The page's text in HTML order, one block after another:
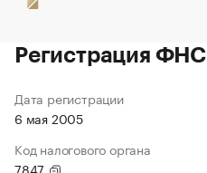
Регистрация ФНС
Дата регистрации
6 мая 2005
Код налогового органа
7847